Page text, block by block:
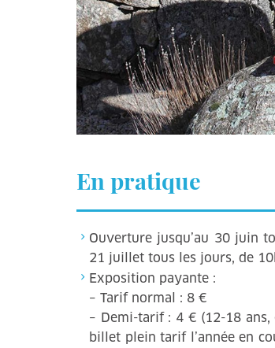
En pratique
Ouverture jusqu’au 30 juin
21 juillet tous les jours, de
Exposition payante :
– Tarif normal : 8 €
– Demi-tarif : 4 € (12-18
billet plein tarif l’année en